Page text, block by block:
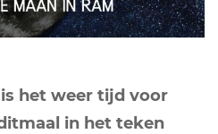
het weer tijd voor
in het teken